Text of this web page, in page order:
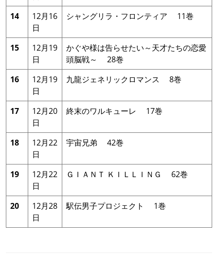
14
12月16
日
シャングリラ・フロンティア 11巻
15
12月19
日
かぐや様は告らせたい～天才たちの恋愛
頭脳戦～ 28巻
16
12月19
日
九龍ジェネリックロマンス 8巻
17
12月20
日
終末のワルキューレ 17巻
18
12月22
日
宇宙兄弟 42巻
19
12月22
日
ＧＩＡＮＴ ＫＩＬＬＩＮＧ 62巻
20
12月28
日
駅伝男子プロジェクト 1巻